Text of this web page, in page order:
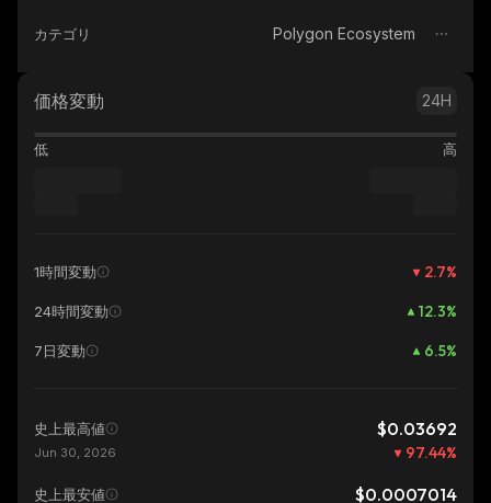
カテゴリ Polygon Ecosystem
価格変動 24H
低 高
1時間変動 2.7%
24時間変動 12.3%
7日変動 6.5%
史上最高値 $0.03692
Jun 30, 2026 97.44%
史上最安値 $0.0007014